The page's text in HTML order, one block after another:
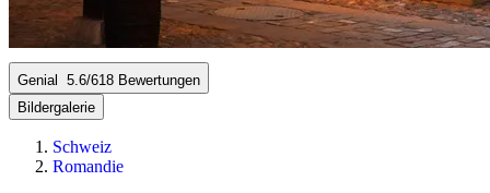
Genial 5.6/618 Bewertungen
Bildergalerie
Schweiz
Romandie